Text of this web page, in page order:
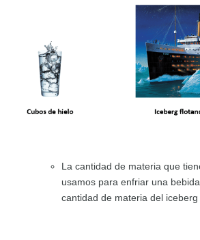
La cantidad de materia que
usamos para enfriar una
cantidad de materia del iceberg